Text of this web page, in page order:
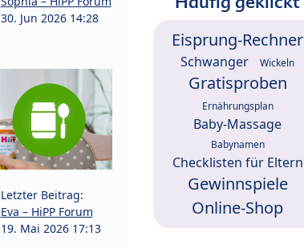
30. Jun 2026 14:28
Letzter Beitrag:
Eva – HiPP Forum
19. Mai 2026 17:13
Eisprung-Rechner
Schwanger Wickeln
Gratisproben
Ernährungsplan
Baby-Massage
Babynamen
Checklisten für Eltern
Gewinnspiele
Online-Shop